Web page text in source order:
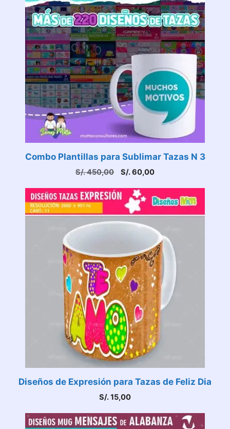
Combo Plantillas para Sublimar Tazas N 3
S/.450,00
El
original
era:
S/. 450,00.
S/.60,00El
es:
S/. 60,00.
Diseños de Expresión para Tazas de Feliz Dia
S/.15,00